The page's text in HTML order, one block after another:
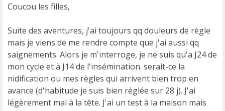
a
e
n
o
n
l
u
Coucou les filles,
Suite des aventures, j'ai toujours qq douleurs de règle
mais je viens de me rendre compte que j'ai aussi qq
saignements. Alors je m'interroge, je ne suis qu'a J24 de
mon cycle et à J14 de l'insémination. serait-ce la
nidification ou mes règles qui arrivent bien trop en
avance (d'habitude je suis bien réglée sur 28 j). J'ai
légèrement mal à la tête. J'ai un test à la maison mais